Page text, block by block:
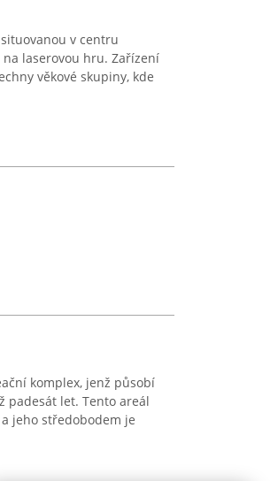
v centru
laserovou hru. Zařízení
věkové skupiny, kde
komplex, jenž působí
padesát let. Tento areál
jeho středobodem je